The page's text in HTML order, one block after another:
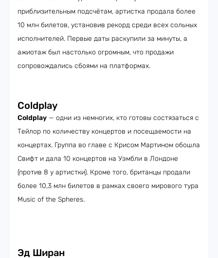
приблизительным подсчётам, артистка продала более
10 млн билетов, установив рекорд среди всех сольных
исполнителей. Первые даты раскупили за минуты, а
ажиотаж был настолько огромным, что продажи
сопровождались сбоями на платформах.
Coldplay
Coldplay — одни из немногих, кто готовы состязаться с
Тейлор по количеству концертов и посещаемости на
концертах. Группа во главе с Крисом Мартином обошла
Свифт и дала 10 концертов на Уэмбли в Лондоне
(против 8 у артистки). Кроме того, британцы продали
более 10,3 млн билетов в рамках своего мирового тура
Music of the Spheres.
Эд Ширан